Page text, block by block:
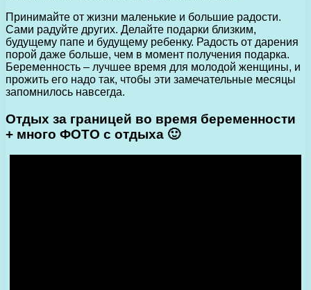
Принимайте от жизни маленькие и большие радости.
Сами радуйте других. Делайте подарки близким,
будущему папе и будущему ребенку. Радость от дарения
порой даже больше, чем в момент получения подарка.
Беременность – лучшее время для молодой женщины, и
прожить его надо так, чтобы эти замечательные месяцы
запомнилось навсегда.
Отдых за границей во время беременности
+ много ФОТО с отдыха 🙂